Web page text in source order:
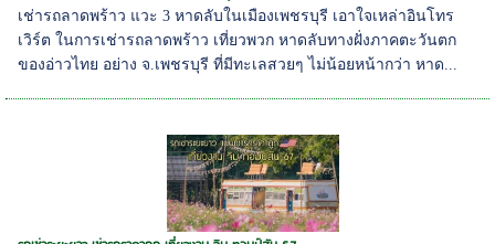
เช่ารถลาดพร้าว แวะ 3 หาดลับในเมืองเพชรบุรี เอาใจเหล่าอินโทร
เวิร์ต ในการเช่ารถลาดพร้าว เที่ยวพวก หาดลับทางฝั่งภาคตะวันตก
ของอ่าวไทย อย่าง จ.เพชรบุรี ที่มีทะเลสวยๆ ไม่น้อยหน้ากว่า หาด...